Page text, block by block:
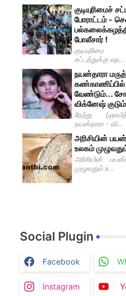
குடியுரிமைச்
போராட்டம் -
போலீசார் !
குடியுரிமை
சட்டத்துக்கு எத...
நயன்தாரா
வேண்டும்...
விக்னேஷ்
நேற்று
நயன்தாரா - வி...
அரிசியின்
உலகம்
அரிசியின்
முழுவதும் உ...
Social Plugin
Facebook
Instagram